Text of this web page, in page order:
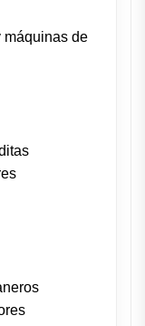
máquinas de